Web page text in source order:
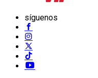
síguenos